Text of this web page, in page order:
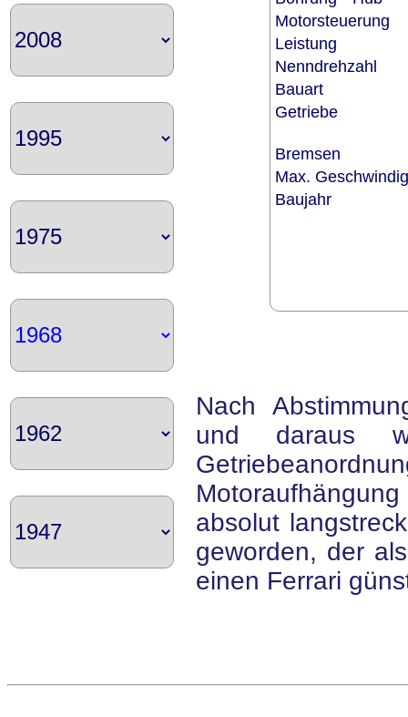
Motorsteuerung
Leistung
Nenndrehzahl
Bauart
Getriebe
Bremsen
Max.
Baujahr
Nach
und daraus
absolut
geworden, der
einen Ferrari